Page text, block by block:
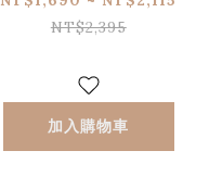
NT$2,395
加入購物車